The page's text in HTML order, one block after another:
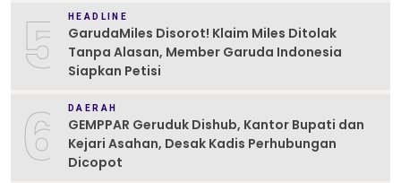
5 HEADLINE
GarudaMiles Disorot! Klaim Miles Ditolak
Tanpa Alasan, Member Garuda Indonesia
Siapkan Petisi
6 DAERAH
GEMPPAR Geruduk Dishub, Kantor Bupati dan
Kejari Asahan, Desak Kadis Perhubungan
Dicopot